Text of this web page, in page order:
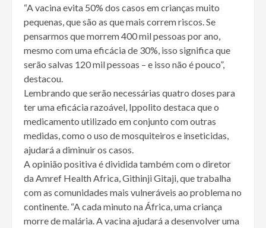
“A vacina evita 50% dos casos em crianças muito
pequenas, que são as que mais correm riscos. Se
pensarmos que morrem 400 mil pessoas por ano,
mesmo com uma eficácia de 30%, isso significa que
serão salvas 120 mil pessoas – e isso não é pouco”,
destacou.
Lembrando que serão necessárias quatro doses para
ter uma eficácia razoável, Ippolito destaca que o
medicamento utilizado em conjunto com outras
medidas, como o uso de mosquiteiros e inseticidas,
ajudará a diminuir os casos.
A opinião positiva é dividida também com o diretor
da Amref Health Africa, Githinji Gitaji, que trabalha
com as comunidades mais vulneráveis ao problema no
continente. “A cada minuto na África, uma criança
morre de malária. A vacina ajudará a desenvolver uma